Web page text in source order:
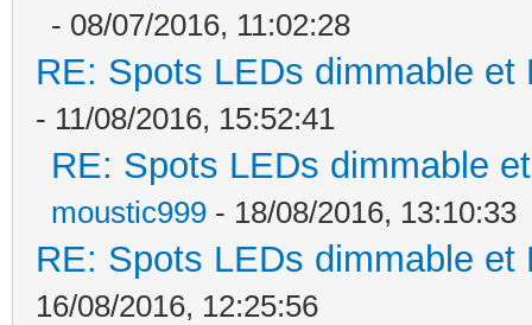
- 08/07/2016, 11:02:28
RE: Spots LEDs dimmable
- 11/08/2016, 15:52:41
RE: Spots LEDs dimmable
moustic999 - 18/08/2016, 13:10:33
RE: Spots LEDs dimmable
16/08/2016, 12:25:56